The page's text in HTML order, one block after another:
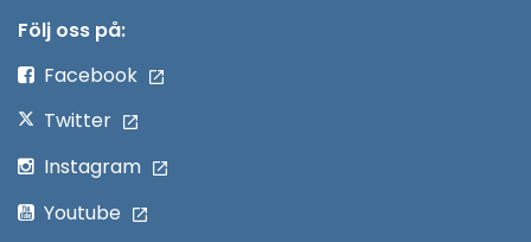
Följ oss på:
Facebook
Twitter
Instagram
Youtube